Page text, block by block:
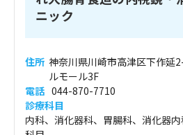
ニック
住所 神奈川県川崎市高津区下作
ルモール3F
電話 044-870-7710
診療科目
内科、消化器科、胃腸科、消化器